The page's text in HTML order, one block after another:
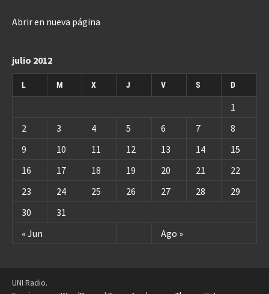
Abrir en nueva página
julio 2012
L M X J V S D
« Jun Ago »
1
2
3 4 5 6 7
8
9
10 11 12 13 14
15
16
17 18 19 20 21
22
23
24 25 26 27 28
29
30
31
UNI Radio.